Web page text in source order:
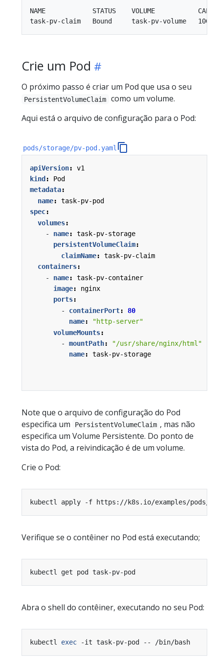
NAME            STATUS    VOLUME           CAPACITY
Crie um Pod
O próximo passo é criar um Pod que usa o seu
PersistentVolumeClaim
como um volume.
Aqui está o arquivo de configuração para o Pod:
pods/storage/pv-pod.yaml
apiVersion:
v1
kind :
Pod
metadata:
name:
task-pv-pod
spec:
volumes:
- name:
task-pv-storage
persistentVolumeClaim:
claimName:
task-pv-claim
containers:
- name:
task-pv-container
image:
nginx
ports:
- containerPort:
80
name:
"http-server"
volumeMounts:
- mountPath:
"/usr/share/nginx/html"
name: task-pv-storage
Note que o arquivo de configuração do Pod
especifica um
PersistentVolumeClaim , mas não
especifica um Volume Persistente. Do ponto de
vista do Pod, a reivindicação é de um volume.
Crie o Pod:
Verifique se o contêiner no Pod está executando;
Abra o shell do contêiner, executando no seu Pod:
kubectl exec